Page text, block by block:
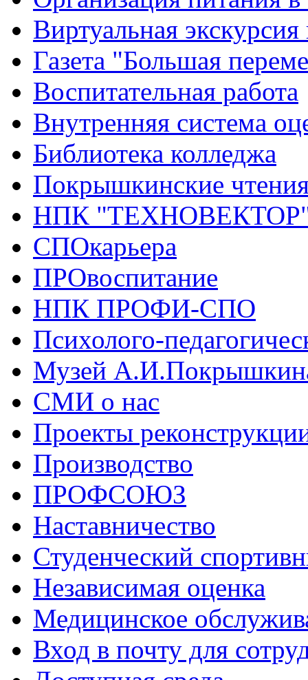
Виртуальная
Газета "Большая
Воспитательная работа
Внутренняя система
Библиотека колледжа
Покрышкинские
НПК
СПОкарьера
ПРОвоспитание
НПК ПРОФИ-СПО
Психолого-
Музей
СМИ о нас
Проекты
Производство
ПРОФСОЮЗ
Наставничество
Студенческий
Независимая оценка
Медицинское
Вход в почту для